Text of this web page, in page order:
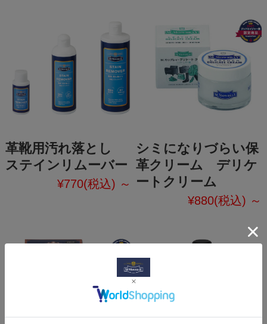
革靴用汚れ落とし
ステインリムーバー
¥770(税込) ～
シミになりづらい保
革クリーム デリケ
ートクリーム
¥880(税込) ～